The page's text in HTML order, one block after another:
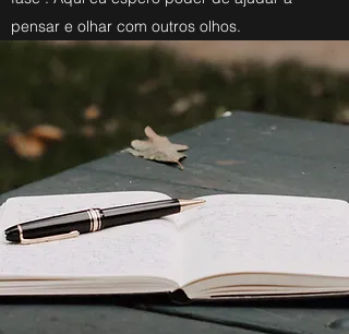
pensar e olhar com outros olhos.